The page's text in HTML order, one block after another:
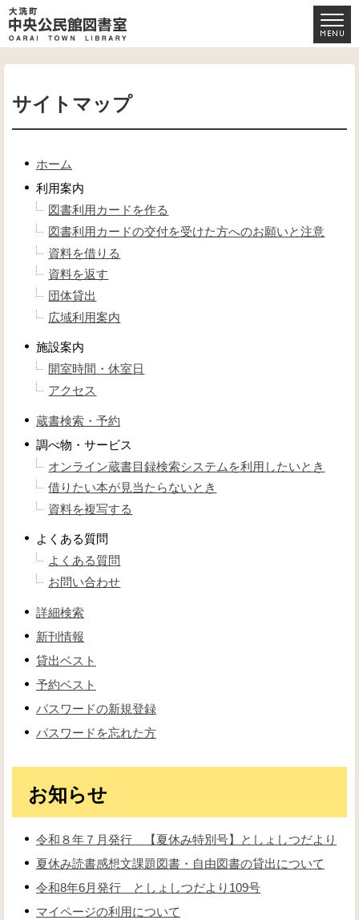
サイトマップ
ホーム
利用案内
図書利用カードを作る
図書利用カードの交付を受けた方へのお願いと注意
資料を借りる
資料を返す
団体貸出
広域利用案内
施設案内
開室時間・休室日
アクセス
蔵書検索・予約
調べ物・サービス
オンライン蔵書目録検索システムを利用したいとき
借りたい本が見当たらないとき
資料を複写する
よくある質問
よくある質問
お問い合わせ
詳細検索
新刊情報
貸出ベスト
予約ベスト
パスワードの新規登録
パスワードを忘れた方
お知らせ
令和８年７月発行 【夏休み特別号】としょしつだより
夏休み読書感想文課題図書・自由図書の貸出について
令和8年6月発行 としょしつだより109号
マイページの利用について